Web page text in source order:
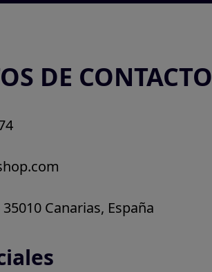
DE CONTACTO
Canarias, España